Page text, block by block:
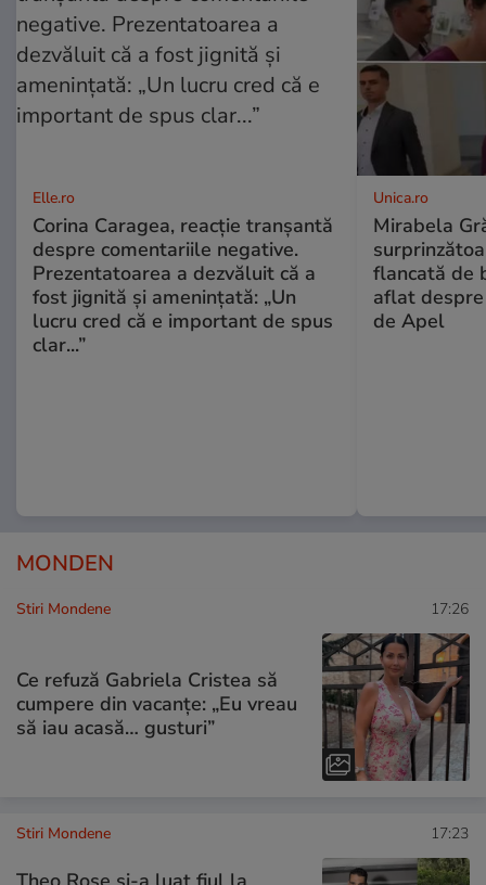
Elle.ro
Corina Caragea, reacție tranșantă
despre comentariile negative.
Prezentatoarea a dezvăluit că a
fost jignită și amenințată: „Un
lucru cred că e important de spus
clar...”
Unica.ro
Mirabela
flancată de
aflat
de Apel
MONDEN
Stiri Mondene 17:26
Ce refuză Gabriela Cristea să
cumpere din vacanțe: „Eu vreau
să iau acasă… gusturi”
Stiri Mondene 17:23